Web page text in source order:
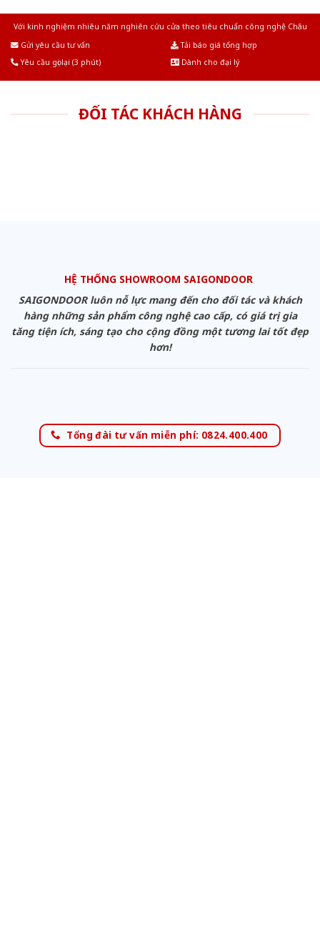
Với kinh nghiệm nhiêu năm nghiên cứu cửa theo tiêu chuẩn công nghệ Châu
Gửi yêu cầu tư vấn
Tải báo giá tổng hợp
Yêu cầu gọi lại (3 phút)
Dành cho đại lý
ĐỐI TÁC KHÁCH HÀNG
HỆ THỐNG SHOWROOM SAIGONDOOR
SAIGONDOOR luôn nỗ lực mang đến cho đối tác và khách
hàng những sản phẩm công nghệ cao cấp, có giá trị gia
tăng tiện ích, sáng tạo cho cộng đồng một tương lai tốt đẹp
hơn!
Tổng đài tư vấn miễn phí: 0824.400.400